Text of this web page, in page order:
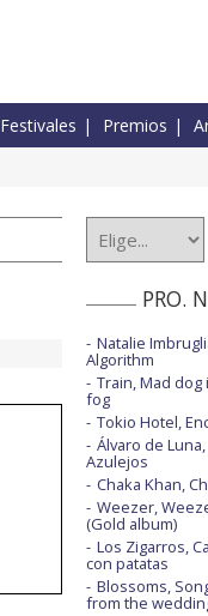
Festivales Premios
PRO.
Natalie
Algorithm
Train, Mad dog
fog
Tokio Hotel,
Álvaro de Luna,
Azulejos
Chaka Khan,
Weezer,
(Gold album)
Los Zigarros,
con patatas
Blossoms,
from the